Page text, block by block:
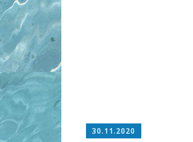
30.11.2020